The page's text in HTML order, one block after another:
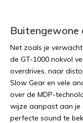
Buitengewone
Net zoals je
de GT-1000 nokvol
overdrives, naar
Slow Gear en vele
over de MDP-
wijze aanpast aan je
perfecte sound te